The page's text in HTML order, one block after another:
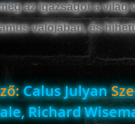
az igazságot a
valójában, és
Calus Julyan
Richard